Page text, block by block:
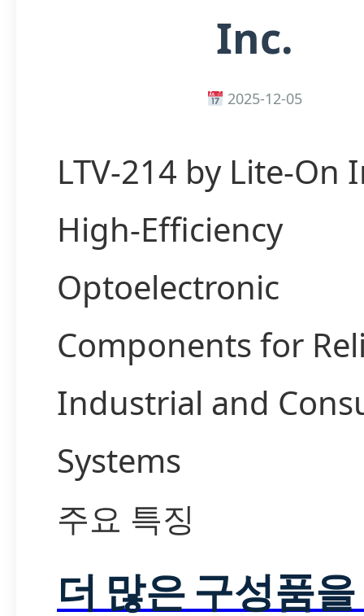
Inc.
2025-12-05
LTV-214 by Lite-On
High-Efficiency
Optoelectronic
Components for
Industrial and
Systems
주요 특징
더 많은 구성품